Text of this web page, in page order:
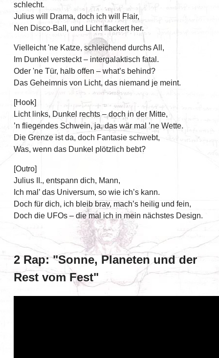
schlecht.
Julius will Drama, doch ich will Flair,
Nen Disco-Ball, und Licht flackert her.
Vielleicht 'ne Katze, schleichend durchs All,
Im Dunkel versteckt – intergalaktisch fatal.
Oder 'ne Tür, halb offen – what’s behind?
Das Geheimnis von Licht, das niemand je meint.
[Hook]
Licht links, Dunkel rechts – doch in der Mitte,
’n fliegendes Schwein, ja, das wär mal ’ne Wette.
Die Grenze ist da, doch Fantasie schwebt,
Was, wenn das Dunkel plötzlich bebt?
[Outro]
Julius II., entspann dich, Mann,
Ich mal’ das Universum, so wie ich’s kann.
Doch für dich, ich bleib brav, mach’s heilig und fein,
Doch die UFOs – die mal ich in mein nächstes Design.
2 Rap: "Sonne, Planeten und der
Rest vom Fest"